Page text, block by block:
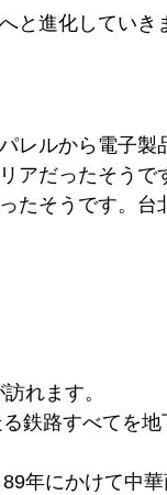
と進化していき
レルから電子製
アだったそうで
たそうです。台
れます。
鉄路すべてを
年にかけて中